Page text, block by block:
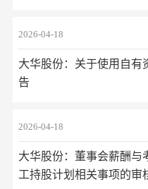
2026-04-18
大华股份：关于使用自有
告
2026-04-18
大华股份：董事会薪酬与
工持股计划相关事项的审